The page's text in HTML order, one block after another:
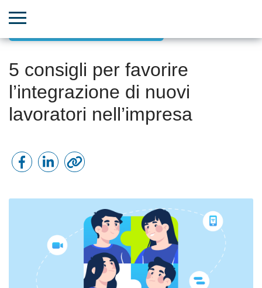
5 consigli per favorire
l’integrazione di nuovi
lavoratori nell’impresa